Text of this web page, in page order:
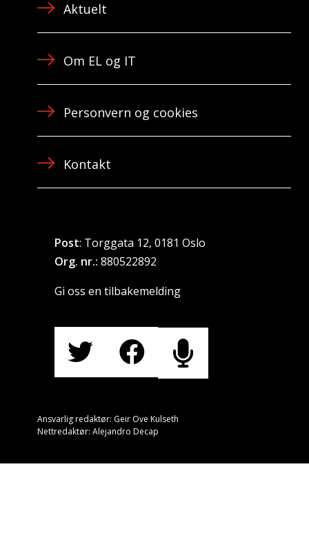
Aktuelt
Om EL og IT
Personvern og cookies
Kontakt
Post: Torggata 12, 0181 Oslo
Org. nr.: 880522892
Gi oss en tilbakemelding
Ansvarlig redaktør: Geir Ove Kulseth
Nettredaktør: Alejandro Decap